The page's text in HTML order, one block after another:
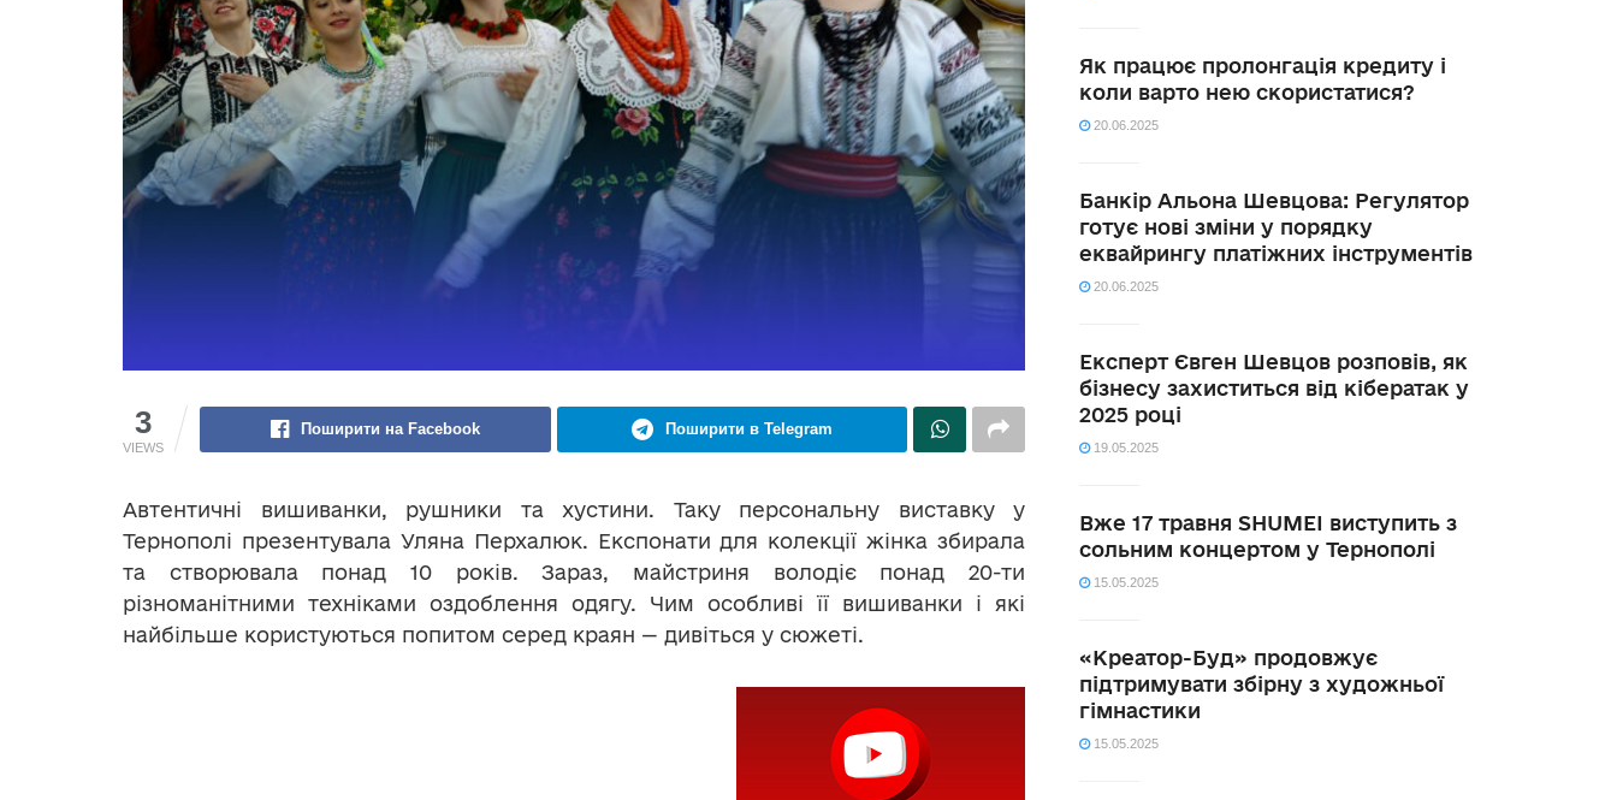
3
VIEWS
Поширити на Facebook Поширити в Telegram
Автентичні вишиванки, рушники та хустини. Таку персональну виставку у
Тернополі презентувала Уляна Перхалюк. Експонати для колекції жінка збирала
та створювала понад 10 років. Зараз, майстриня володіє понад 20-ти
різноманітними техніками оздоблення одягу. Чим особливі її вишиванки і які
найбільше користуються попитом серед краян — дивіться у сюжеті.
Як працює пролонгація кредиту і
коли варто нею скористатися?
20.06.2025
Банкір Альона Шевцова: Регулятор
готує нові зміни у порядку
еквайрингу платіжних інструментів
20.06.2025
Експерт Євген Шевцов розповів, як
бізнесу захиститься від кібератак у
2025 році
19.05.2025
Вже 17 травня SHUMEI виступить з
сольним концертом у Тернополі
15.05.2025
«Креатор-Буд» продовжує
підтримувати збірну з художньої
гімнастики
15.05.2025